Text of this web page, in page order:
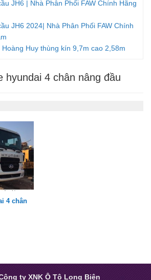
JH6 | Nhà Phân Phối FAW Chính Hãng
JH6 2024| Nhà Phân Phối FAW Chính
Huy thùng kín 9,7m cao 2,58m
hyundai 4 chân nâng đầu
4 chân
ty XNK Ô Tô Long Biên